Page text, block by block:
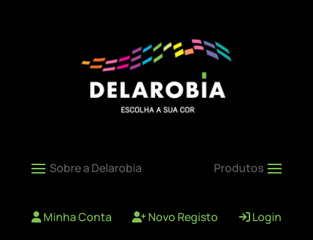
Minha Conta Novo Registo Login